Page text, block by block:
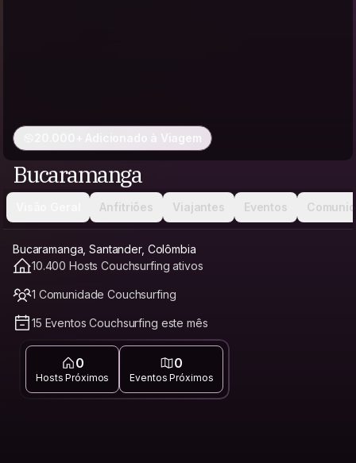
20.000+ Adicionado à Viagem
Bucaramanga
Anfitriões Viajantes Eventos
Bucaramanga, Santander, Colômbia
10.400 Hosts Couchsurfing ativos
1 Comunidade Couchsurfing
15 Eventos Couchsurfing este mês
0
Hosts Próximos
0
Eventos Próximos